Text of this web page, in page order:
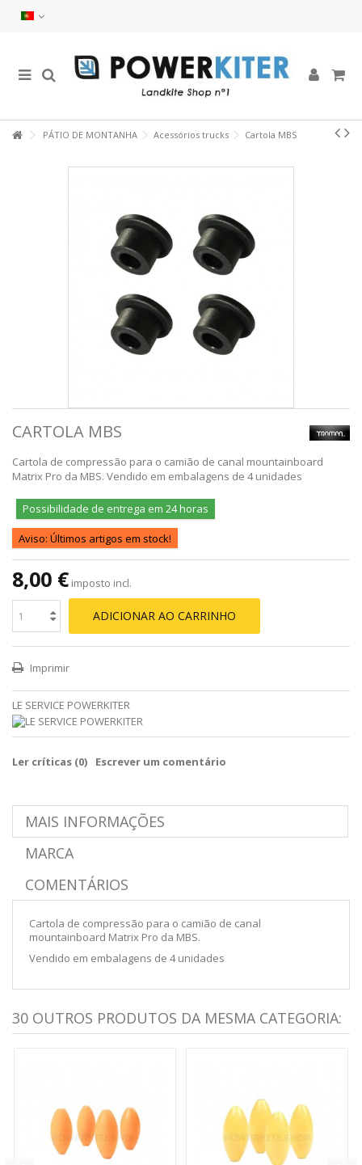
PÁTIO DE MONTANHA Acessórios trucks Cartola MBS
CARTOLA MBS
Cartola de compressão para o camião de canal mountainboard
Matrix Pro da MBS. Vendido em embalagens de 4 unidades
Possibilidade de entrega em 24 horas
Aviso: Últimos artigos em stock!
8,00 € imposto incl.
ADICIONAR AO CARRINHO
Imprimir
LE SERVICE POWERKITER
Ler críticas (0) Escrever um comentário
MAIS INFORMAÇÕES
MARCA
COMENTÁRIOS
Cartola de compressão para o camião de canal
mountainboard Matrix Pro da MBS.
Vendido em embalagens de 4 unidades
30 OUTROS PRODUTOS DA MESMA CATEGORIA: